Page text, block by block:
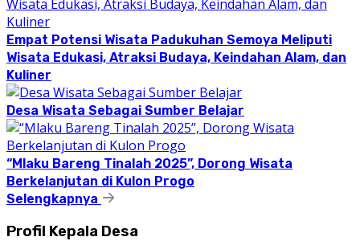
Empat Potensi Wisata Padukuhan Semoya Meliputi
Wisata Edukasi, Atraksi Budaya, Keindahan Alam, dan
Kuliner
Desa Wisata Sebagai Sumber Belajar
“Mlaku Bareng Tinalah 2025”, Dorong Wisata
Berkelanjutan di Kulon Progo
Selengkapnya
Profil Kepala Desa